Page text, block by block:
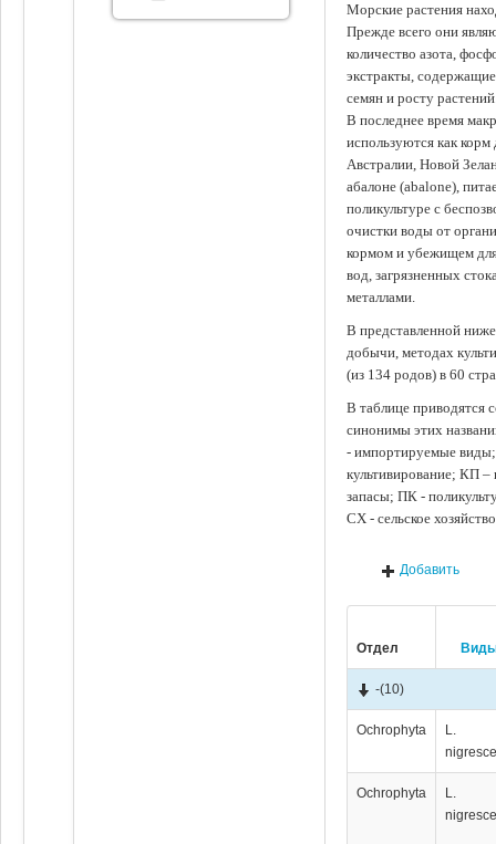
Морские растения
Прежде всего они
количество азота,
экстракты,
семян и росту
В последнее время
используются как
Австралии, Новой
абалоне (abalone),
поликультуре с
очистки воды от
кормом и убежищем
вод, загрязненных
металлами.
В представленной
добычи, методах
(из 134 родов) в 60
В таблице приводятся
синонимы этих
- импортируемые
культивирование; КП
запасы; ПК -
СХ - сельское
Добавить
Отдел
-(10)
Ochrophyta
L.
Ochrophyta
L.